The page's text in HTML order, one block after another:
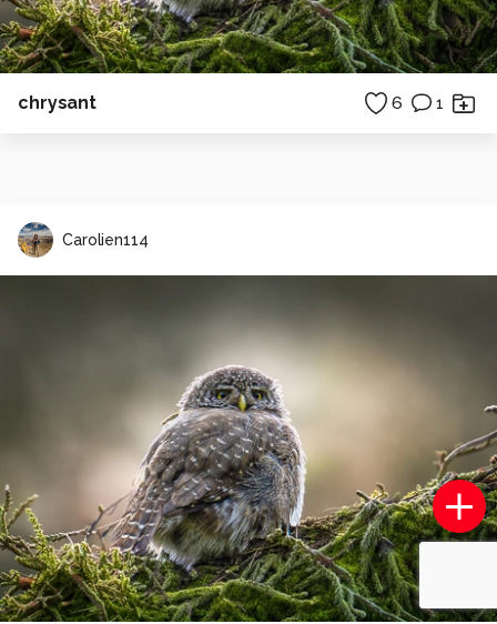
chrysant 6 1
Carolien114